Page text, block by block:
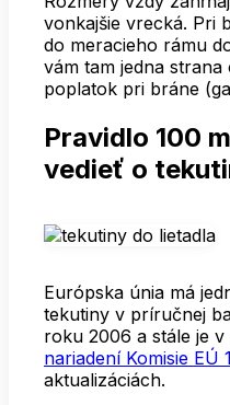
vonkajšie vrecká. Pri
do meracieho rámu
vám tam jedna
poplatok pri bráne
Pravidlo 100
vedieť o
Európska únia má
tekutiny v príručnej
roku 2006 a stále je
nariadení Komisie EÚ
aktualizáciách.